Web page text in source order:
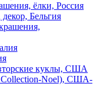
ёлки, Россия
Бельгия
куклы, США
Collection-Noel), США-